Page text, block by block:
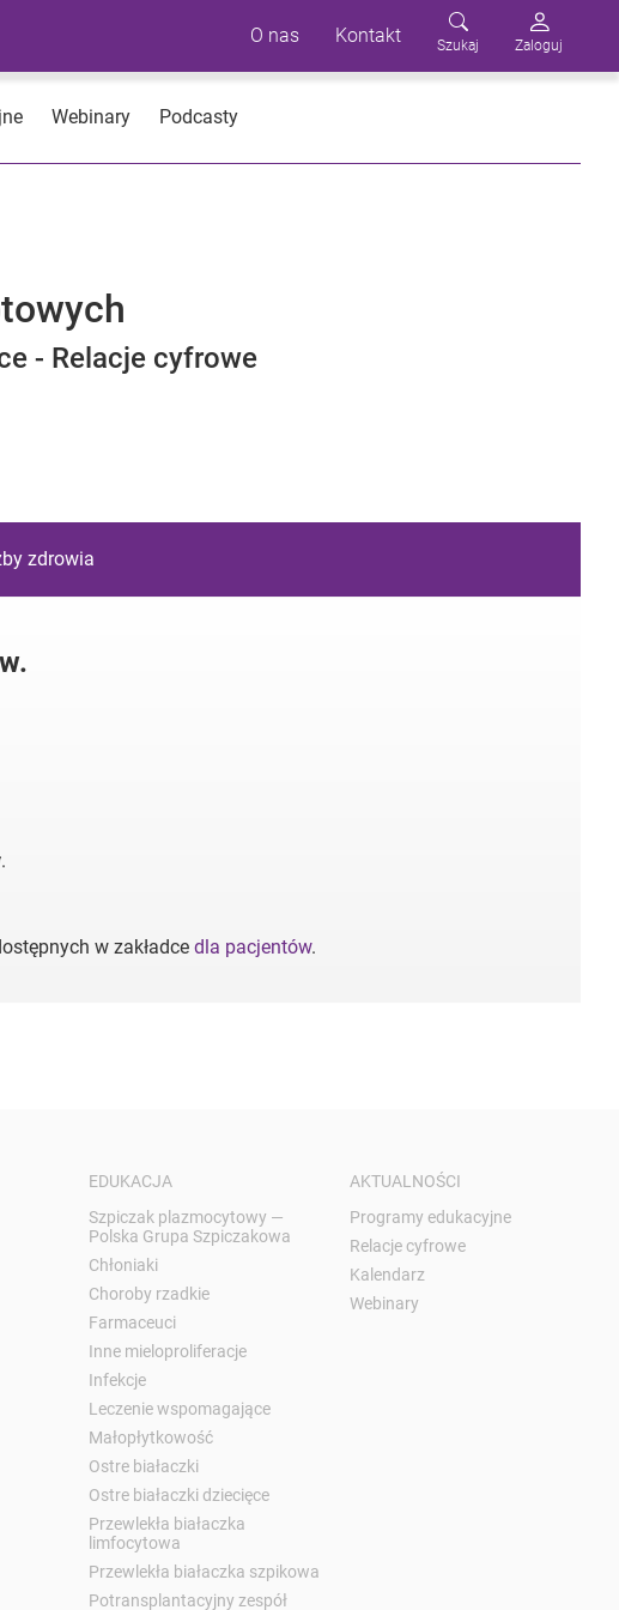
O nas Kontakt Szukaj Zaloguj
Webinary Podcasty
- Relacje cyfrowe
zdrowia
.
w zakładce dla pacjentów.
EDUKACJA
Szpiczak plazmocytowy —
Polska Grupa Szpiczakowa
Chłoniaki
Choroby rzadkie
Farmaceuci
Inne mieloproliferacje
Infekcje
Leczenie wspomagające
Małopłytkowość
Ostre białaczki
Ostre białaczki dziecięce
Przewlekła białaczka
limfocytowa
Przewlekła białaczka szpikowa
Potransplantacyjny zespół
AKTUALNOŚCI
Programy edukacyjne
Relacje cyfrowe
Kalendarz
Webinary